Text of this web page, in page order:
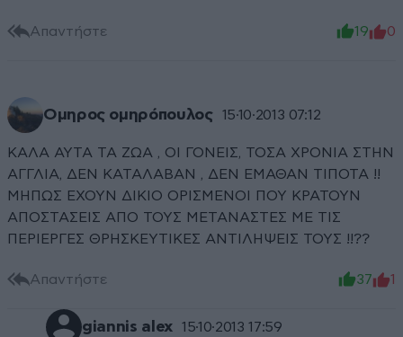
Απαντήστε 19 0
Ομηρος ομηρόπουλος 15·10·2013 07:12
ΚΑΛΑ ΑΥΤΑ ΤΑ ΖΩΑ , ΟΙ ΓΟΝΕΙΣ, ΤΟΣΑ ΧΡΟΝΙΑ ΣΤΗΝ
ΑΓΓΛΙΑ, ΔΕΝ ΚΑΤΑΛΑΒΑΝ , ΔΕΝ ΕΜΑΘΑΝ ΤΙΠΟΤΑ !!
ΜΗΠΩΣ ΕΧΟΥΝ ΔΙΚΙΟ ΟΡΙΣΜΕΝΟΙ ΠΟΥ ΚΡΑΤΟΥΝ
ΑΠΟΣΤΑΣΕΙΣ ΑΠΟ ΤΟΥΣ ΜΕΤΑΝΑΣΤΕΣ ΜΕ ΤΙΣ
ΠΕΡΙΕΡΓΕΣ ΘΡΗΣΚΕΥΤΙΚΕΣ ΑΝΤΙΛΗΨΕΙΣ ΤΟΥΣ !!??
Απαντήστε 37 1
giannis alex 15·10·2013 17:59